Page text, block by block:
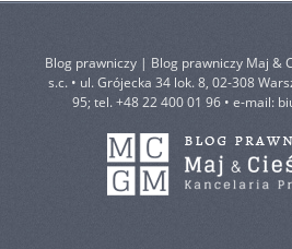
Blog prawniczy | Blog prawniczy Maj &
s.c. • ul. Grójecka 34 lok. 8, 02-308
95; tel. +48 22 400 01 96 • e-mail: